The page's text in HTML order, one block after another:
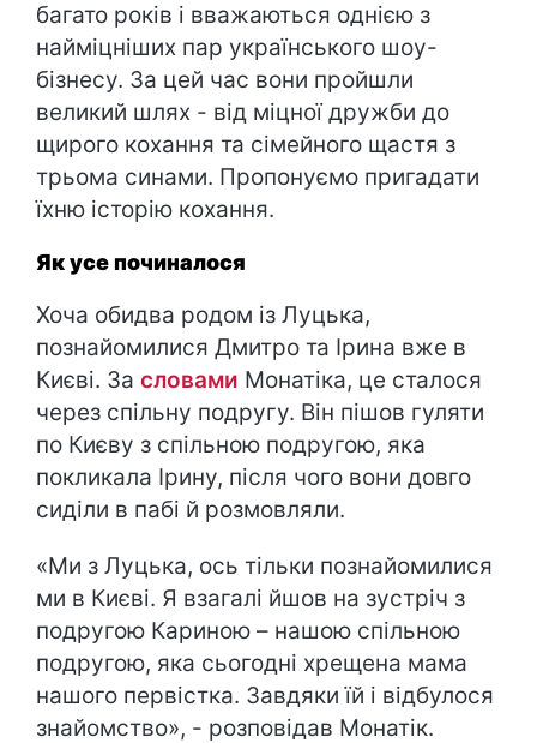
багато років і вважаються однією з
найміцніших пар українського шоу-
бізнесу. За цей час вони пройшли
великий шлях - від міцної дружби до
щирого кохання та сімейного щастя з
трьома синами. Пропонуємо пригадати
їхню історію кохання.
Як усе починалося
Хоча обидва родом із Луцька,
познайомилися Дмитро та Ірина вже в
Києві. За словами Монатіка, це сталося
через спільну подругу. Він пішов гуляти
по Києву з спільною подругою, яка
покликала Ірину, після чого вони довго
сиділи в пабі й розмовляли.
«Ми з Луцька, ось тільки познайомилися
ми в Києві. Я взагалі йшов на зустріч з
подругою Кариною – нашою спільною
подругою, яка сьогодні хрещена мама
нашого первістка. Завдяки їй і відбулося
знайомство», - розповідав Монатік.